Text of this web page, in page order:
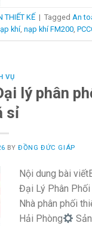
THIẾT KẾ | Tagged An
khí, nạp khí FM200,
VỤ
lý phân
sỉ
BYĐỒNG ĐỨC GIÁP
Nội dung bài
Đại Lý Phân Phối
Nhà phân phối
Hải Phòng